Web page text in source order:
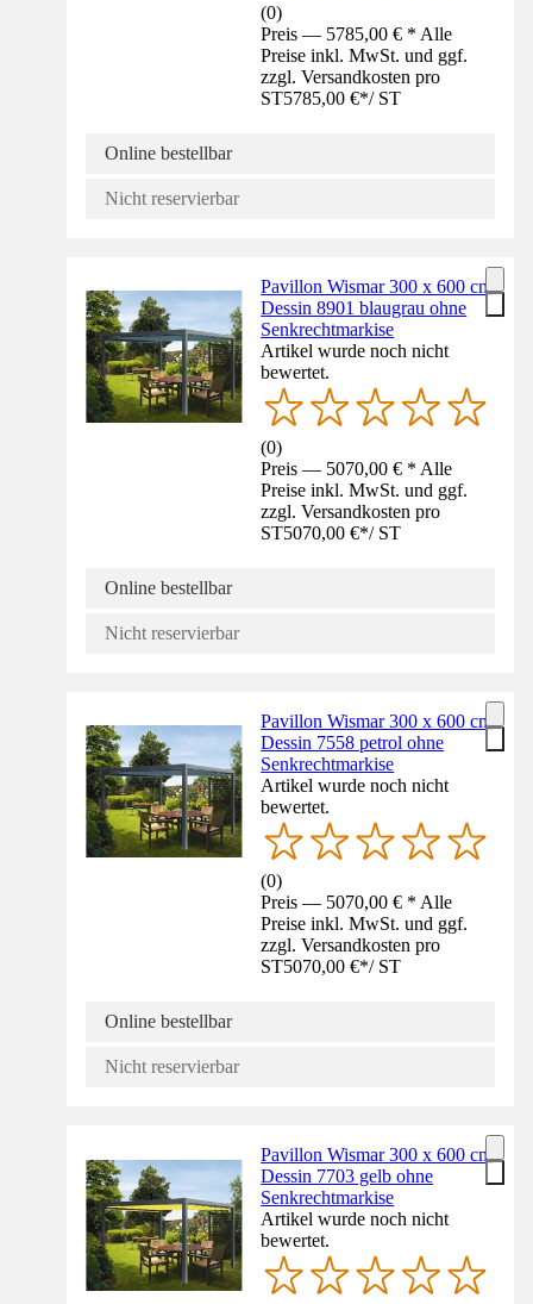
(0)
Preis — 5785,00 € * Alle
Preise inkl. MwSt. und ggf.
zzgl. Versandkosten pro
ST5785,00 €*/ ST
Online bestellbar
Nicht reservierbar
Pavillon Wismar 300 x 600 cm
Dessin 8901 blaugrau ohne
Senkrechtmarkise
Artikel wurde noch nicht
bewertet.
(0)
Preis — 5070,00 € * Alle
Preise inkl. MwSt. und ggf.
zzgl. Versandkosten pro
ST5070,00 €*/ ST
Online bestellbar
Nicht reservierbar
Pavillon Wismar 300 x 600 cm
Dessin 7558 petrol ohne
Senkrechtmarkise
Artikel wurde noch nicht
bewertet.
(0)
Preis — 5070,00 € * Alle
Preise inkl. MwSt. und ggf.
zzgl. Versandkosten pro
ST5070,00 €*/ ST
Online bestellbar
Nicht reservierbar
Pavillon Wismar 300 x 600 cm
Dessin 7703 gelb ohne
Senkrechtmarkise
Artikel wurde noch nicht
bewertet.